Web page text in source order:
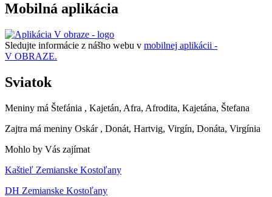
Mobilná aplikácia
Sledujte informácie z nášho webu v mobilnej aplikácii -
V OBRAZE.
Sviatok
Meniny má Štefánia , Kajetán, Afra, Afrodita, Kajetána, Štefana
Zajtra má meniny Oskár , Donát, Hartvig, Virgín, Donáta, Virgínia
Mohlo by Vás zajímat
Kaštieľ Zemianske Kostoľany
DH Zemianske Kostoľany